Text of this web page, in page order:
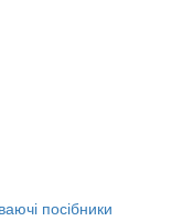
посібники